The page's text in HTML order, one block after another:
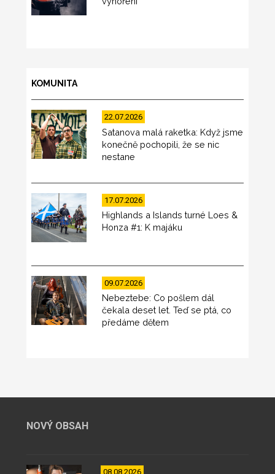
KOMUNITA
22.07.2026
Satanova malá raketka: Když jsme
konečně pochopili, že se nic
nestane
17.07.2026
Highlands a Islands turné Loes &
Honza #1: K majáku
09.07.2026
Nebeztebe: Co pošlem dál
čekala deset let. Teď se ptá, co
předáme dětem
NOVÝ OBSAH
08.08.2026